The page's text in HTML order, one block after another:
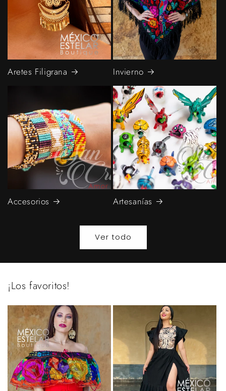
Aretes Filigrana Invierno
Accesorios Artesanías
Ver todo
¡Los favoritos!